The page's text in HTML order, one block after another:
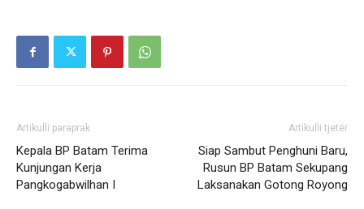
Artikulli paraprak
Kepala BP Batam Terima
Kunjungan Kerja
Pangkogabwilhan I
Artikulli tjetër
Siap Sambut Penghuni Baru,
Rusun BP Batam Sekupang
Laksanakan Gotong Royong